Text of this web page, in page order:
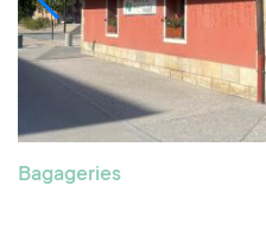
Bagageries